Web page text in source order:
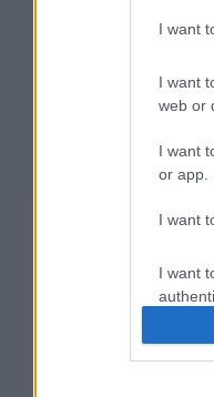
I want
I want
web or
I want
or app.
I want
I want